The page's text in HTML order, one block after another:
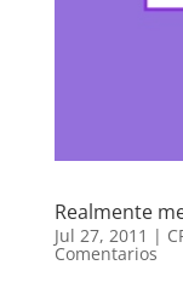
Realmente
Jul 27, 2011 |
Comentarios